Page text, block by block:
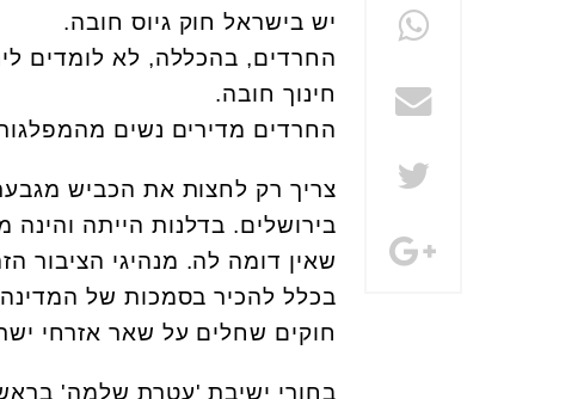
יש בישראל חוק גיוס חובה.
החרדים, בהכללה, לא לומדים
חינוך חובה.
החרדים מדירים נשים
צריך רק לחצות את הכביש
בירושלים. בדלנות הייתה
שאין דומה לה. מנהיגי
בכלל להכיר בסמכות של
חוקים שחלים על שאר אזרחי
בחורי ישיבת 'עטרת שלמה'